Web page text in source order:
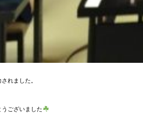
れました。
ございました